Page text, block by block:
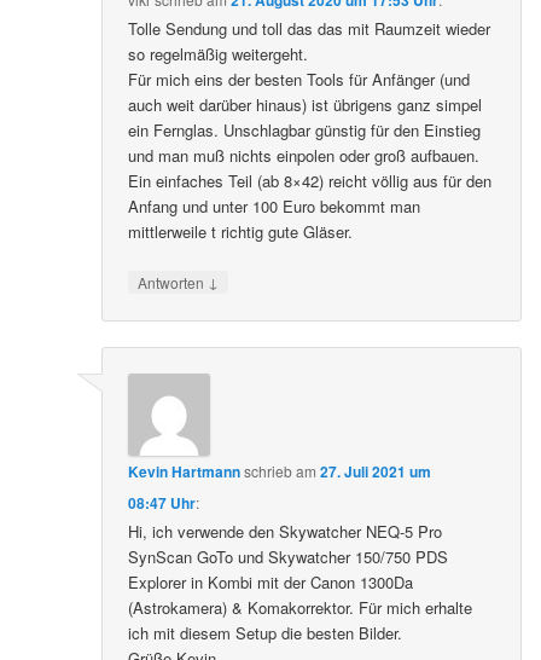
Tolle Sendung und toll das das mit Raumzeit wieder
so regelmäßig weitergeht.
Für mich eins der besten Tools für Anfänger (und
auch weit darüber hinaus) ist übrigens ganz simpel
ein Fernglas. Unschlagbar günstig für den Einstieg
und man muß nichts einpolen oder groß aufbauen.
Ein einfaches Teil (ab 8×42) reicht völlig aus für den
Anfang und unter 100 Euro bekommt man
mittlerweile t richtig gute Gläser.
Antworten ↓
Kevin Hartmannschriebam27. Juli 2021 um
08:47 Uhr:
Hi, ich verwende den Skywatcher NEQ-5 Pro
SynScan GoTo und Skywatcher 150/750 PDS
Explorer in Kombi mit der Canon 1300Da
(Astrokamera) & Komakorrektor. Für mich erhalte
ich mit diesem Setup die besten Bilder.